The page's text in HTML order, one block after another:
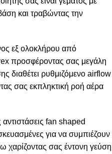
και τραβώντας την
εξ ολοκλήρου από
προσφέροντας σας μεγάλη
διαθέτει ρυθμιζόμενο airflow
σας εκπληκτική ροή αέρα
fan shaped
για να συμπιέζουν
σας έντονη γεύση